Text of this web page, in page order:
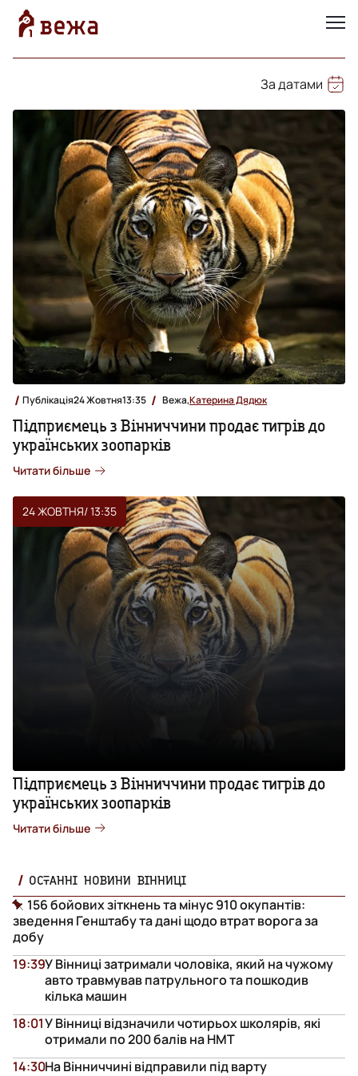
За датами
Публікація24 Жовтня13:35 Вежа,Катерина Дядюк
Підприємець з Вінниччини продає тигрів до
українських зоопарків
Читати більше
24 ЖОВТНЯ/ 13:35
Підприємець з Вінниччини продає тигрів до
українських зоопарків
Читати більше
ОСТАННІ НОВИНИ ВІННИЦІ
156 бойових зіткнень та мінус 910 окупантів:
зведення Генштабу та дані щодо втрат ворога за
добу
У Вінниці затримали чоловіка, який на чужому
авто травмував патрульного та пошкодив
кілька машин
19:39
У Вінниці відзначили чотирьох школярів, які
отримали по 200 балів на НМТ
18:01
На Вінниччині відправили під варту
14:30